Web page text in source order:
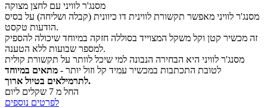
מסנג'ר לוויני עם לחצן מצוקה
מסנג'ר לוויני מאפשר תקשורת לווינית דו כיוונית (קבלה ושליחה) על בסיס
הודעות טקסט.
זה מכשיר קטן וקל משקל המצוייד בסוללה חזקה במיוחד שיכולה להספיק
למספר שבועות ללא הטענה.
מסנג'ר לוויני היא הבחירה הנבונה למי שיכל לוותר על תקשורת קולית
לטובת התכתבות במכשיר עמיד קל וזול יותר - מתאים במיוחד
לתרמילאים בטיול ארוך.
החל מ 7 שקלים ליום
לפרטים נוספים